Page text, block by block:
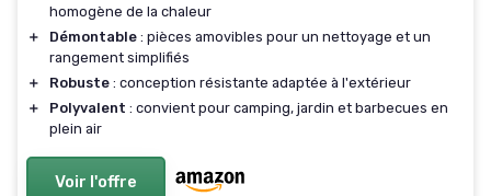
homogène de la chaleur
＋
Démontable : pièces amovibles pour un nettoyage et un
rangement simplifiés
＋
Robuste : conception résistante adaptée à l'extérieur
＋
Polyvalent : convient pour camping, jardin et barbecues en
plein air
Voir l'offre